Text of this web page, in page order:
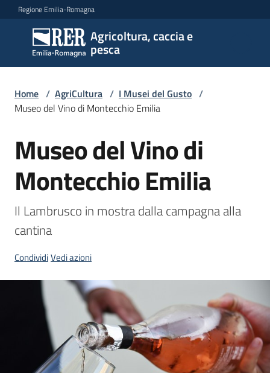
Vai al contenuto
Vai alla navigazione
Vai al footer
Regione Emilia-Romagna
Agricoltura, caccia e
pesca
Agricoltura,
caccia e
pesca
Novità
Servizi
Leggi
atti
bandi
programmi
Home / AgriCultura / I Musei del Gusto /
Museo del Vino di Montecchio Emilia
Salta al contenuto
Museo del Vino di
Montecchio Emilia
Il Lambrusco in mostra dalla campagna alla
cantina
CondividiVedi azioni